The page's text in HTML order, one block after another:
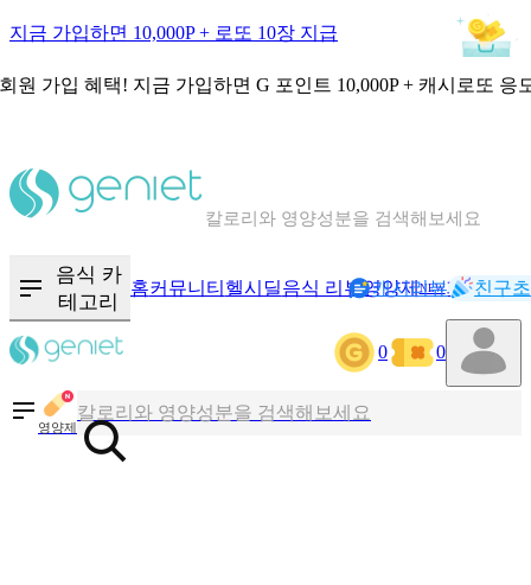
지금 가입하면 10,000P + 로또 10장 지급
원 가입 혜택! 지금 가입하면 G 포인트 10,000P + 캐시로또 응
혈당 · 다이어트 음식 검색해보세요
음식 카
테고리
홈커뮤니티 헬시딜음식 리뷰영양제NEW기록
캐시리뷰 친구
0 0
영양제
칼로리와 영양성분을 검색해보세요
혈당 · 다이어트 음식 검색해보세요
음식 · 영양제 리뷰를 찾아보세요